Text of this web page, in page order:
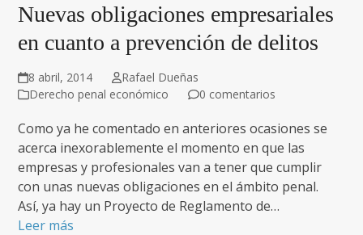
Nuevas obligaciones empresariales
en cuanto a prevención de delitos
8 abril, 2014
Rafael Dueñas
Derecho penal económico
0 comentarios
Como ya he comentado en anteriores ocasiones se
acerca inexorablemente el momento en que las
empresas y profesionales van a tener que cumplir
con unas nuevas obligaciones en el ámbito penal.
Así, ya hay un Proyecto de Reglamento de…
Leer más